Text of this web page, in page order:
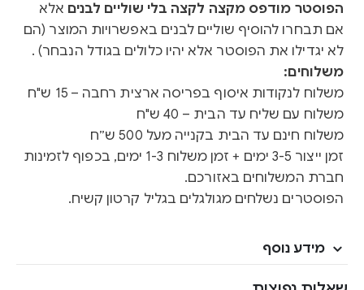
הפוסטר מודפס מקצה לקצה בלי שוליים לבנים אלא
אם תבחרו להוסיף שוליים לבנים באפשרויות המוצר (הם
לא יגדילו את הפוסטר אלא יהיו כלולים בגודל הנבחר) .
משלוחים:
משלוח לנקודות איסוף בפריסה ארצית רחבה – 15 ש"ח
משלוח עם שליח עד הבית – 40 ש"ח
משלוח חינם עד הבית בקנייה מעל 500 ש״ח
זמן ייצור 3-5 ימים + זמן משלוח 1-3 ימים, בכפוף לזמינות
חברת המשלוחים באזורכם.
הפוסטרים נשלחים מגולגלים בגליל קרטון קשיח.
מידע נוסף